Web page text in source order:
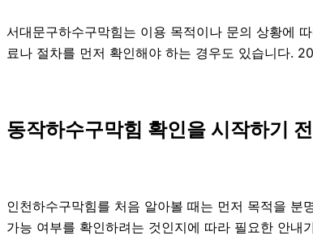
서대문구하수구막힘는 이용 목적이나 문의 상황에
료나 절차를 먼저 확인해야 하는 경우도 있습니다.
동작하수구막힘 확인을 시작하기
인천하수구막힘를 처음 알아볼 때는 먼저 목적을 분
가능 여부를 확인하려는 것인지에 따라 필요한 안